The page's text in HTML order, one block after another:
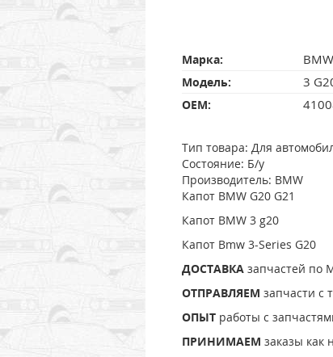
Марка: BMW
Модель: 3
OEM:
Тип товара: Для
Состояние: Б/у
Производитель: BMW
Капот BMW G20 G21
Капот BMW 3 g20
Капот Bmw 3-Series G20
ДOCTAВКAзaпчастей по
ОТПРАВЛЯЕМ запчасти с
ОПЫТработы с
ПРИНИМАЕМ заказы как